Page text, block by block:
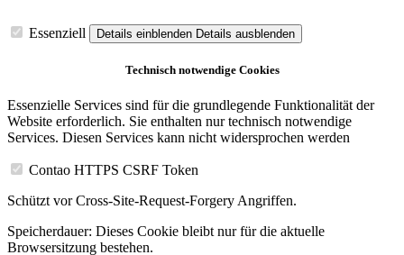
Essenziell Details einblenden Details ausblenden
Technisch notwendige Cookies
Essenzielle Services sind für die grundlegende Funktionalität der
Website erforderlich. Sie enthalten nur technisch notwendige
Services. Diesen Services kann nicht widersprochen werden
Contao HTTPS CSRF Token
Schützt vor Cross-Site-Request-Forgery Angriffen.
Speicherdauer: Dieses Cookie bleibt nur für die aktuelle
Browsersitzung bestehen.